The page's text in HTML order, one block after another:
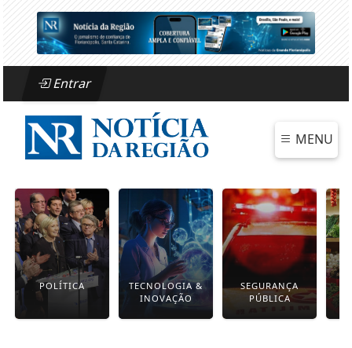
Entrar
MENU
POLÍTICA
TECNOLOGIA &
INOVAÇÃO
SEGURANÇA
PÚBLICA